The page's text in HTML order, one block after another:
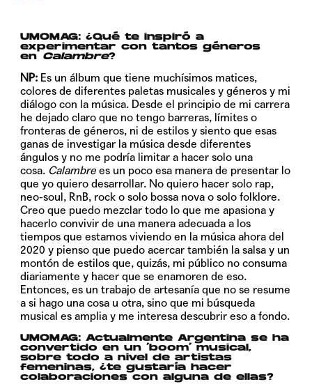
UMOMAG: ¿Qué te inspiró a
experimentar con tantos géneros
en Calambre?
NP: Es un álbum que tiene muchísimos matices,
colores de diferentes paletas musicales y géneros y mi
diálogo con la música. Desde el principio de mi carrera
he dejado claro que no tengo barreras, límites o
fronteras de géneros, ni de estilos y siento que esas
ganas de investigar la música desde diferentes
ángulos y no me podría limitar a hacer solo una
cosa. Calambre es un poco esa manera de presentar lo
que yo quiero desarrollar. No quiero hacer solo rap,
neo-soul, RnB, rock o solo bossa nova o solo folklore.
Creo que puedo mezclar todo lo que me apasiona y
hacerlo convivir de una manera adecuada a los
tiempos que estamos viviendo en la música ahora del
2020 y pienso que puedo acercar también la salsa y un
montón de estilos que, quizás, mi público no consuma
diariamente y hacer que se enamoren de eso.
Entonces, es un trabajo de artesanía que no se resume
a si hago una cosa u otra, sino que mi búsqueda
musical es amplia y me interesa descubrir eso a fondo.
UMOMAG: Actualmente Argentina se ha
convertido en un ‘boom’ musical,
sobre todo a nivel de artistas
femeninas, ¿te gustaría hacer
colaboraciones con alguna de ellas?